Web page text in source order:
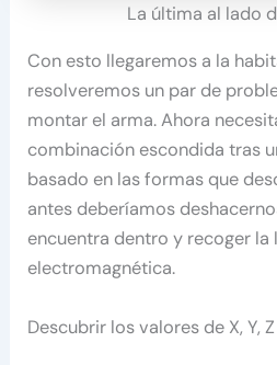
La última al lado
Con esto llegaremos a la
resolveremos un par de
montar el arma. Ahora
combinación escondida tras
basado en las formas que
antes deberíamos
encuentra dentro y recoger la
electromagnética.
Descubrir los valores de X, Y, Z